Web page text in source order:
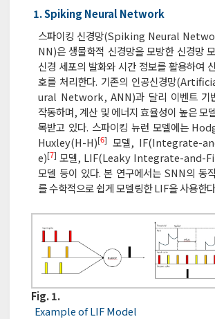
1. Spiking Neural Network
스파이킹 신경망(Spiking Neural
NN)은 생물학적 신경망을 모방한 신경망
신경 세포의 발화와 시간 정보를 활용하여
호를 처리한다. 기존의 인공신경망
ural Network, ANN)과 달리 이벤트 기
작동하며, 계산 및 에너지 효율성이 높은 모
목받고 있다. 스파이킹 뉴런 모델에는
Huxley(H-H)[6] 모델, IF(Integrate-
e)[7] 모델, LIF(Leaky Integrate-and-
모델 등이 있다. 본 연구에서는 SNN의 동
를 수학적으로 쉽게 모델링한 LIF을 사용한
Fig. 1.
Example of LIF Model